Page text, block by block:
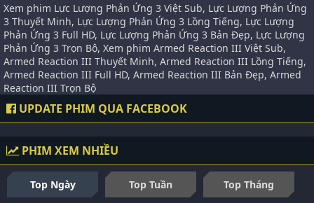
Xem phim Lực Lượng Phản Ứng 3 Việt Sub, Lực Lượng Phản Ứng
3 Thuyết Minh, Lực Lượng Phản Ứng 3 Lồng Tiếng, Lực Lượng
Phản Ứng 3 Full HD, Lực Lượng Phản Ứng 3 Bản Đẹp, Lực Lượng
Phản Ứng 3 Trọn Bộ, Xem phim Armed Reaction III Việt Sub,
Armed Reaction III Thuyết Minh, Armed Reaction III Lồng Tiếng,
Armed Reaction III Full HD, Armed Reaction III Bản Đẹp, Armed
Reaction III Trọn Bộ
UPDATE PHIM QUA FACEBOOK
PHIM XEM NHIỀU
Top Ngày Top Tuần
Top Tháng